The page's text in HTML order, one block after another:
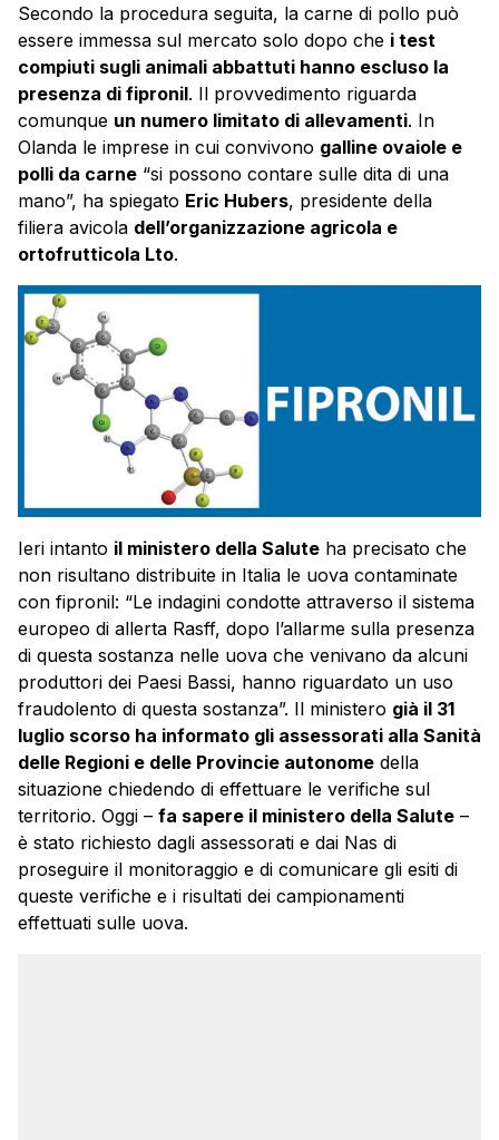
Secondo la procedura seguita, la carne di pollo può
essere immessa sul mercato solo dopo che i test
compiuti sugli animali abbattuti hanno escluso la
presenza di fipronil. Il provvedimento riguarda
comunque un numero limitato di allevamenti. In
Olanda le imprese in cui convivono galline ovaiole e
polli da carne “si possono contare sulle dita di una
mano”, ha spiegato Eric Hubers, presidente della
filiera avicola dell’organizzazione agricola e
ortofrutticola Lto.
Ieri intanto il ministero della Salute ha precisato che
non risultano distribuite in Italia le uova contaminate
con fipronil: “Le indagini condotte attraverso il sistema
europeo di allerta Rasff, dopo l’allarme sulla presenza
di questa sostanza nelle uova che venivano da alcuni
produttori dei Paesi Bassi, hanno riguardato un uso
fraudolento di questa sostanza”. Il ministero già il 31
luglio scorso ha informato gli assessorati alla Sanità
delle Regioni e delle Provincie autonome della
situazione chiedendo di effettuare le verifiche sul
territorio. Oggi – fa sapere il ministero della Salute –
è stato richiesto dagli assessorati e dai Nas di
proseguire il monitoraggio e di comunicare gli esiti di
queste verifiche e i risultati dei campionamenti
effettuati sulle uova.